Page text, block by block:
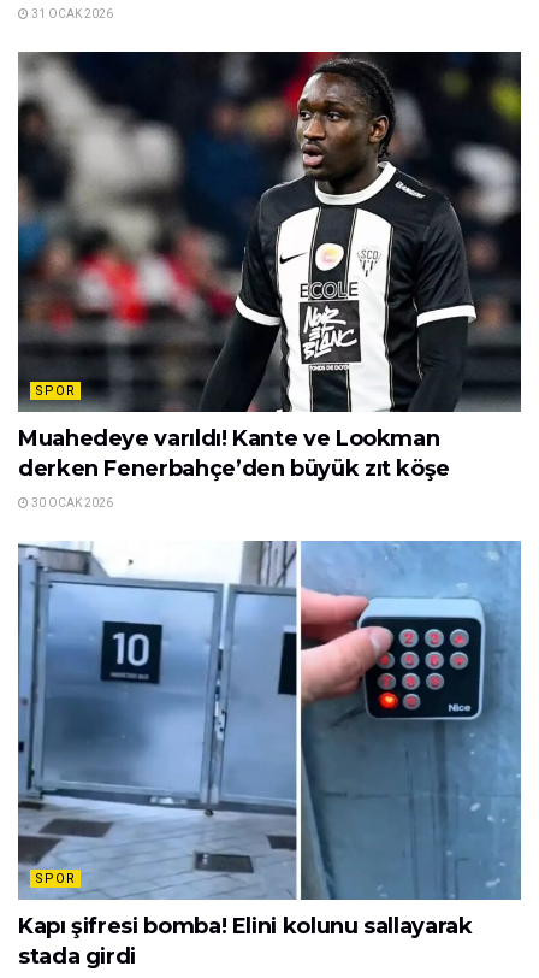
31 OCAK 2026
SPOR
Muahedeye varıldı! Kante ve Lookman
derken Fenerbahçe’den büyük zıt köşe
30 OCAK 2026
SPOR
Kapı şifresi bomba! Elini kolunu sallayarak
stada girdi